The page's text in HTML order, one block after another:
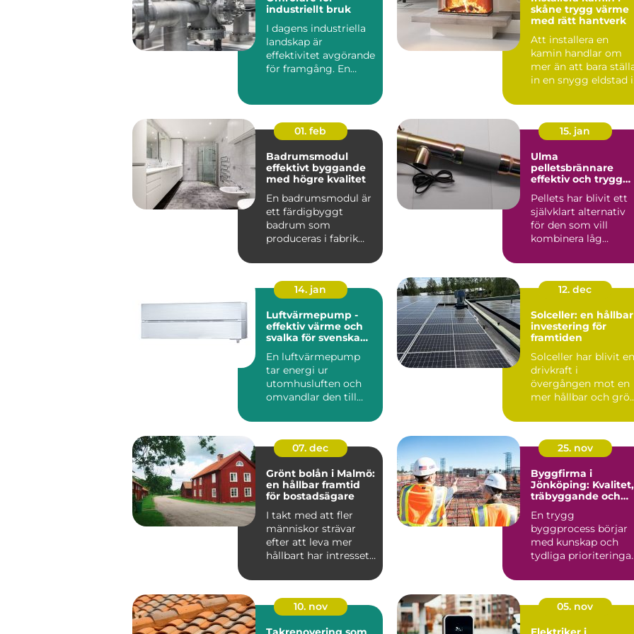
industriellt bruk
I dagens industriella
landskap är
effektivitet avgörande
för framgång. En
skåne trygg värme
med rätt hantverk
Att installera en
kamin handlar om
mer än att bara
in en snygg eldstad i
vä...
01. feb
Badrumsmodul
effektivt byggande
med högre kvalitet
En badrumsmodul är
ett färdigbyggt
badrum som
produceras i fabrik
komplett till byggar...
15. jan
Ulma
pelletsbrännare
effektiv och trygg
Pellets har blivit ett
självklart alternativ
för den som vill
kombinera låg
d med ...
14. jan
Luftvärmepump -
effektiv värme och
svalka för svenska
En luftvärmepump
tar energi ur
utomhusluften och
omvandlar den till
inomh...
12. dec
Solceller: en hållbar
investering för
framtiden
Solceller har blivit en
drivkraft i
övergången mot en
mer hållbar och
07. dec
Grönt bolån i Malmö:
en hållbar framtid
för bostadsägare
I takt med att fler
människor strävar
efter att leva mer
hållbart har intresset
25. nov
Byggfirma i
Jönköping: Kvalitet,
träbyggande och
En trygg
byggprocess börjar
med kunskap och
tydliga
10. nov
05. nov